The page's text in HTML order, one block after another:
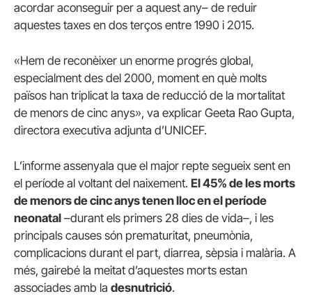
acordar aconseguir per a aquest any– de reduir
aquestes taxes en dos terços entre 1990 i 2015.
«Hem de reconèixer un enorme progrés global,
especialment des del 2000, moment en què molts
països han triplicat la taxa de reducció de la mortalitat
de menors de cinc anys», va explicar Geeta Rao Gupta,
directora executiva adjunta d’UNICEF.
L’informe assenyala que el major repte segueix sent en
el període al voltant del naixement. El 45% de les morts
de menors de cinc anys tenen lloc en el període
neonatal –durant els primers 28 dies de vida–, i les
principals causes són prematuritat, pneumònia,
complicacions durant el part, diarrea, sèpsia i malària. A
més, gairebé la meitat d’aquestes morts estan
associades amb la desnutrició.